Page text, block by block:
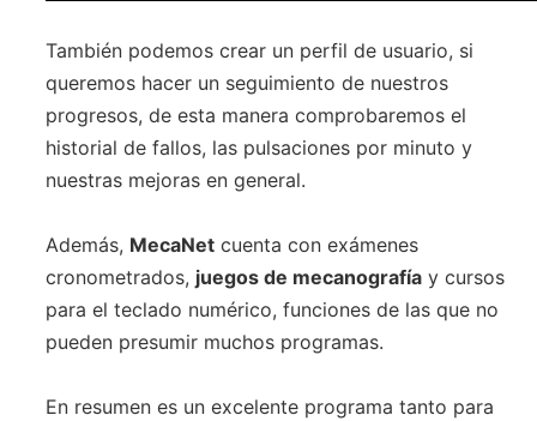
También podemos crear un perfil de usuario, si
queremos hacer un seguimiento de nuestros
progresos, de esta manera comprobaremos el
historial de fallos, las pulsaciones por minuto y
nuestras mejoras en general.
Además, MecaNet cuenta con exámenes
cronometrados, juegos de mecanografía y cursos
para el teclado numérico, funciones de las que no
pueden presumir muchos programas.
En resumen es un excelente programa tanto para